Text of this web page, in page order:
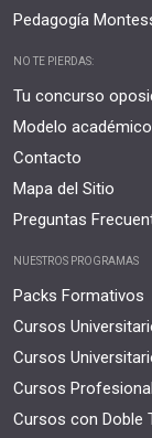
Pedagogía
NO TE PIERDAS:
Tu concurso
Modelo académico
Contacto
Mapa del Sitio
Preguntas
NUESTROS PROGRAMAS
Packs Formativos
Cursos
Cursos
Cursos
Cursos con Doble